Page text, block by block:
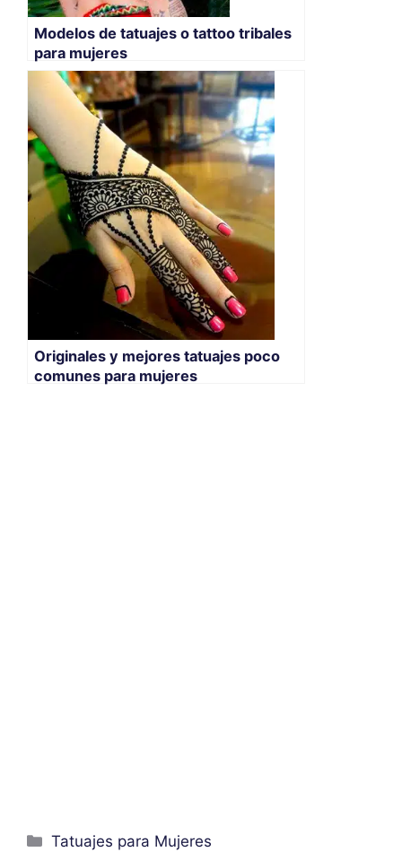
Modelos de tatuajes o tattoo tribales
para mujeres
Originales y mejores tatuajes poco
comunes para mujeres
Categorías
Tatuajes para Mujeres